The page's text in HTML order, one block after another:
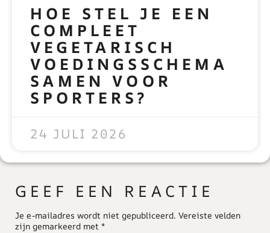
HOE STEL JE EEN
COMPLEET
VEGETARISCH
VOEDINGSSCHEMA
SAMEN VOOR
SPORTERS?
24 JULI 2026
GEEF EEN REACTIE
Je e-mailadres wordt niet gepubliceerd. Vereiste velden
zijn gemarkeerd met *